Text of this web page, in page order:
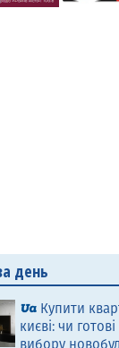
день
Купити
києві: чи
вибору